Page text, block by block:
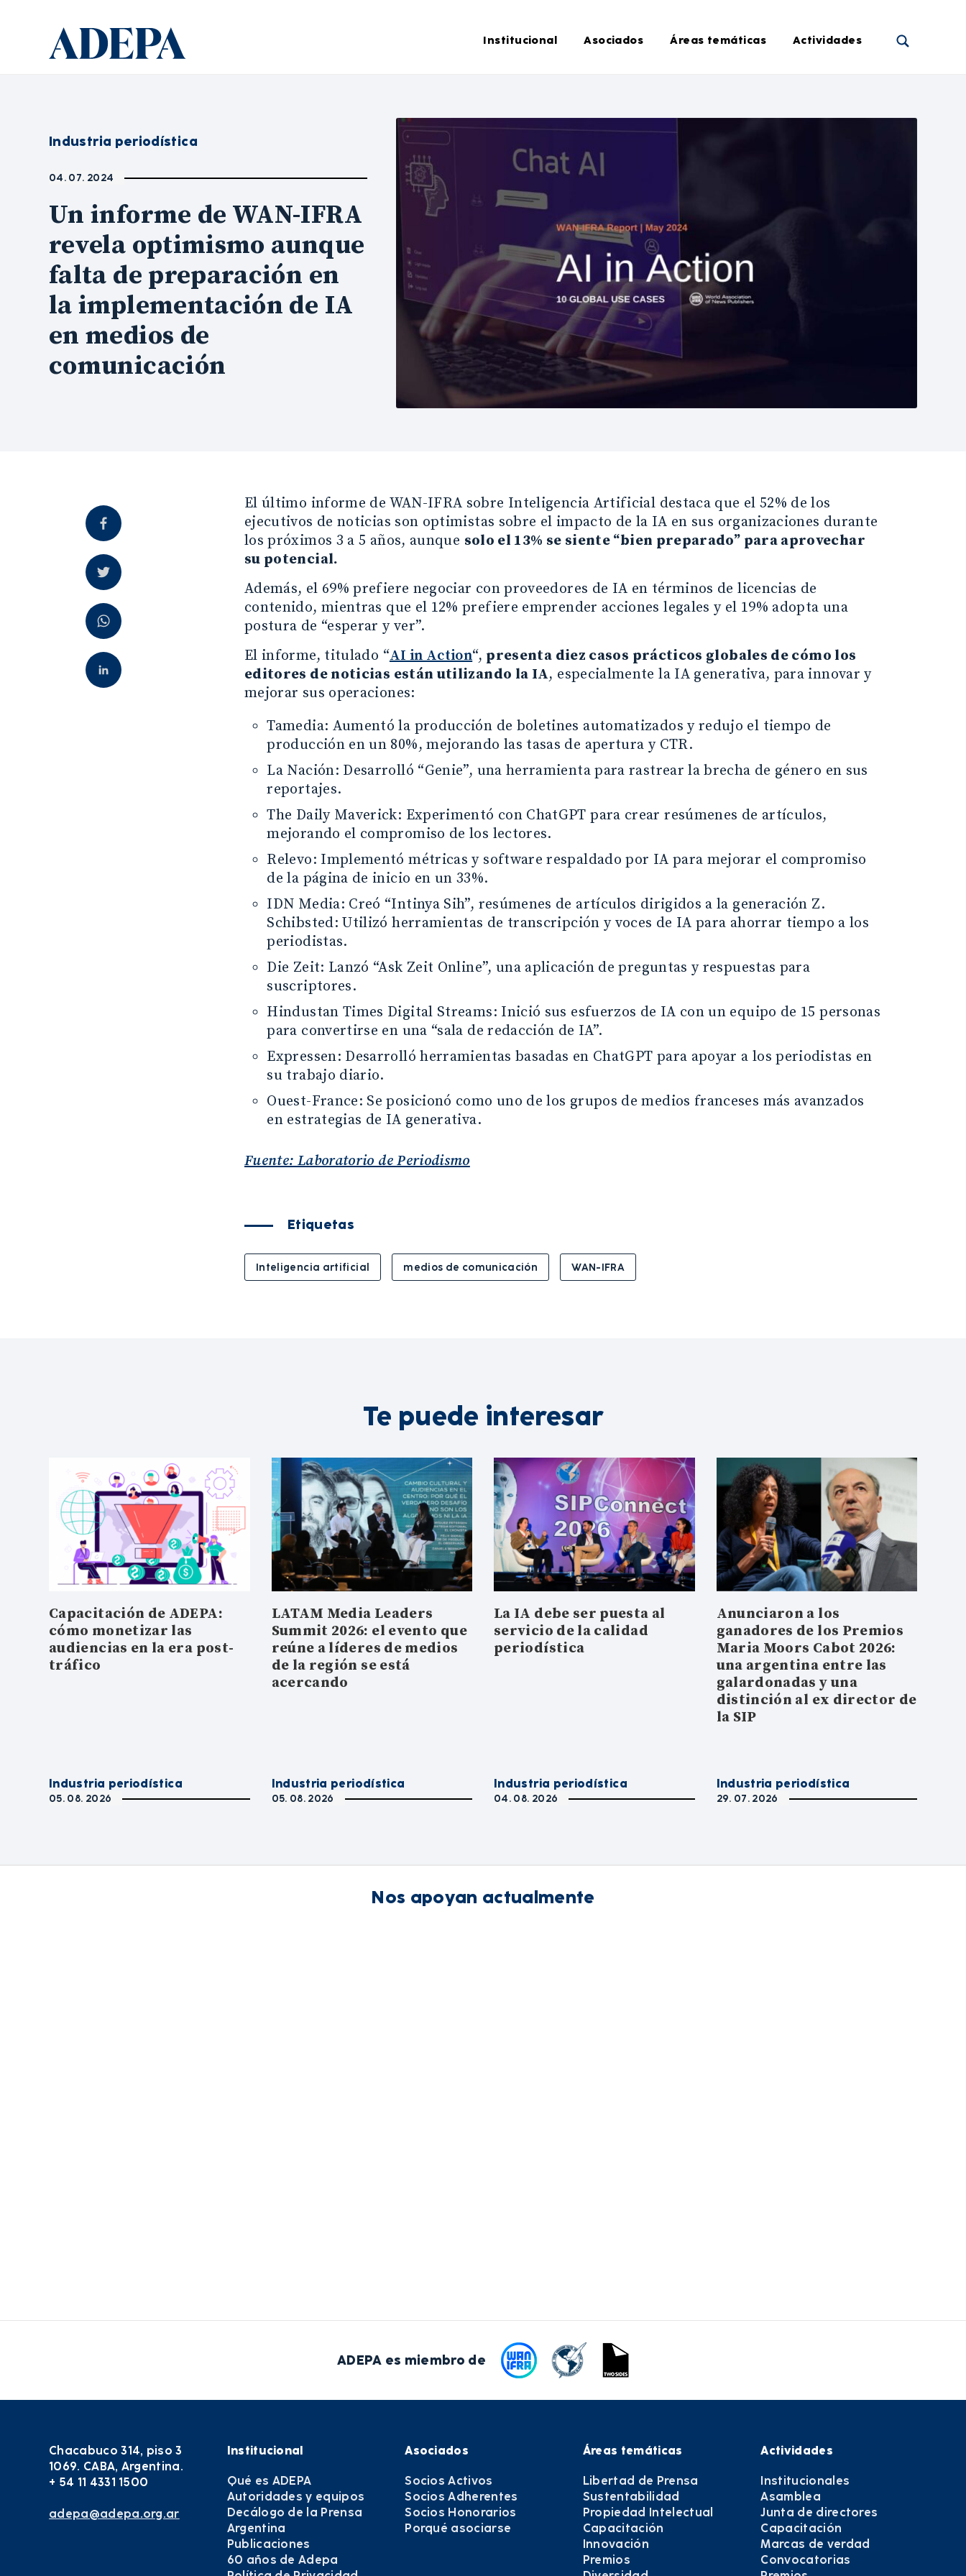
Institucional Asociados Áreas temáticas Actividades
Industria periodística
04. 07. 2024
Un informe de WAN-IFRA
revela optimismo aunque
falta de preparación en
la implementación de IA
en medios de
comunicación
El último informe de WAN-IFRA sobre Inteligencia Artificial destaca que el 52% de los
ejecutivos de noticias son optimistas sobre el impacto de la IA en sus organizaciones durante
los próximos 3 a 5 años, aunque solo el 13% se siente “bien preparado” para aprovechar
su potencial.
Además, el 69% prefiere negociar con proveedores de IA en términos de licencias de
contenido, mientras que el 12% prefiere emprender acciones legales y el 19% adopta una
postura de “esperar y ver”.
El informe, titulado “AI in Action“, presenta diez casos prácticos globales de cómo los
editores de noticias están utilizando la IA, especialmente la IA generativa, para innovar y
mejorar sus operaciones:
Tamedia: Aumentó la producción de boletines automatizados y redujo el tiempo de
producción en un 80%, mejorando las tasas de apertura y CTR.
La Nación: Desarrolló “Genie”, una herramienta para rastrear la brecha de género en sus
reportajes.
The Daily Maverick: Experimentó con ChatGPT para crear resúmenes de artículos,
mejorando el compromiso de los lectores.
Relevo: Implementó métricas y software respaldado por IA para mejorar el compromiso
de la página de inicio en un 33%.
IDN Media: Creó “Intinya Sih”, resúmenes de artículos dirigidos a la generación Z.
Schibsted: Utilizó herramientas de transcripción y voces de IA para ahorrar tiempo a los
periodistas.
Die Zeit: Lanzó “Ask Zeit Online”, una aplicación de preguntas y respuestas para
suscriptores.
Hindustan Times Digital Streams: Inició sus esfuerzos de IA con un equipo de 15 personas
para convertirse en una “sala de redacción de IA”.
Expressen: Desarrolló herramientas basadas en ChatGPT para apoyar a los periodistas en
su trabajo diario.
Ouest-France: Se posicionó como uno de los grupos de medios franceses más avanzados
en estrategias de IA generativa.
Fuente: Laboratorio de Periodismo
Etiquetas
Inteligencia artificial medios de comunicación WAN-IFRA
Te puede interesar
Capacitación de ADEPA:
cómo monetizar las
audiencias en la era post-
tráfico
Industria periodística
05. 08. 2026
LATAM Media Leaders
Summit 2026: el evento que
reúne a líderes de medios
de la región se está
acercando
Industria periodística
05. 08. 2026
La IA debe ser puesta al
servicio de la calidad
periodística
Industria periodística
04. 08. 2026
Anunciaron a los
ganadores de los Premios
Maria Moors Cabot 2026:
una argentina entre las
galardonadas y una
distinción al ex director de
la SIP
Industria periodística
29. 07. 2026
Nos apoyan actualmente
ADEPA es miembro de
Chacabuco 314, piso 3
1069. CABA, Argentina.
+ 54 11 4331 1500
adepa@adepa.org.ar
Institucional
Qué es ADEPA
Autoridades y equipos
Decálogo de la Prensa
Argentina
Publicaciones
60 años de Adepa
Asociados
Socios Activos
Socios Adherentes
Socios Honorarios
Porqué asociarse
Áreas temáticas
Libertad de Prensa
Sustentabilidad
Propiedad Intelectual
Capacitación
Innovación
Premios
Actividades
Institucionales
Asamblea
Junta de directores
Capacitación
Marcas de verdad
Convocatorias